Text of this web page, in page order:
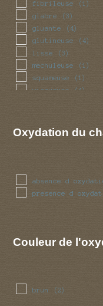
fibrileuse (1)
glabre (3)
gluante (4)
glutineuse (4)
lisse (3)
mechuleuse (1)
squameuse (1)
visqueuse (4)
Oxydation du
absence d
presence d
Couleur de
brun (2)